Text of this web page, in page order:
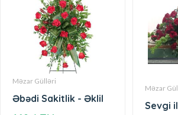
Məzar Gülləri
Əbədi Sakitlik - Əklil
Məzar
Sevgi